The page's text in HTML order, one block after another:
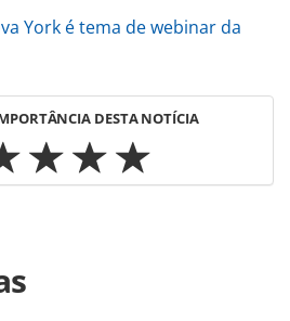
York é tema de webinar da
DESTA NOTÍCIA
destinos/entretenimento/
fotografos-brasileiros-em-